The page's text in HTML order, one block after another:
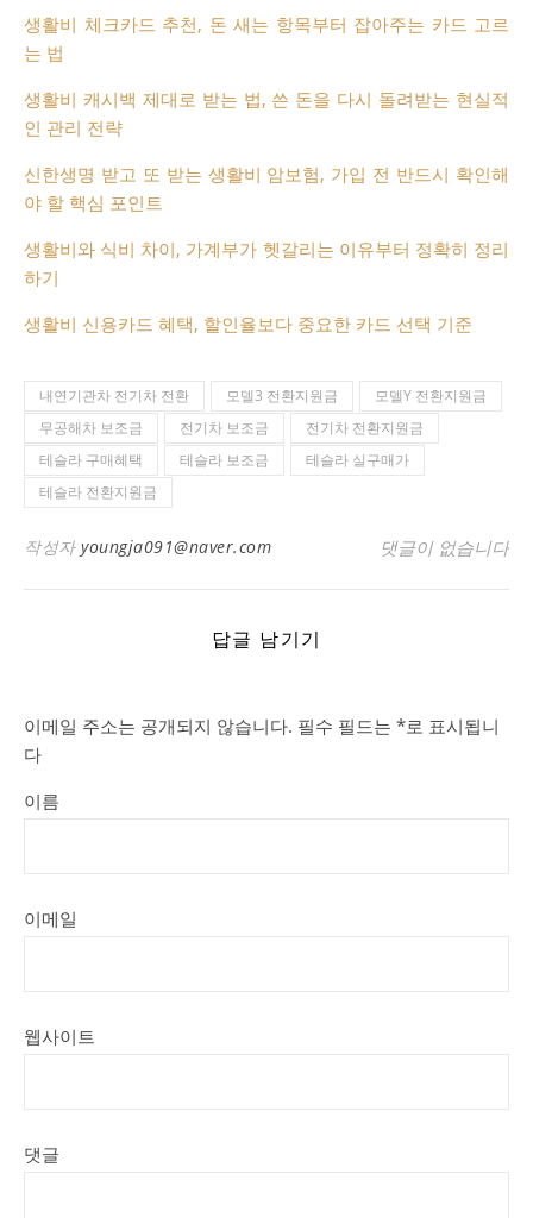
생활비 체크카드 추천, 돈 새는 항목부터 잡아주는 카드 고르
는 법
생활비 캐시백 제대로 받는 법, 쓴 돈을 다시 돌려받는 현실적
인 관리 전략
신한생명 받고 또 받는 생활비 암보험, 가입 전 반드시 확인해
야 할 핵심 포인트
생활비와 식비 차이, 가계부가 헷갈리는 이유부터 정확히 정리
하기
생활비 신용카드 혜택, 할인율보다 중요한 카드 선택 기준
내연기관차 전기차 전환 모델3 전환지원금
모델Y 전환지원금
무공해차 보조금
전기차 보조금
전기차 전환지원금
테슬라 구매혜택
테슬라 보조금
테슬라 실구매가
테슬라 전환지원금
작성자 youngja091@naver.com 댓글이 없습니다
답글 남기기
이메일 주소는 공개되지 않습니다. 필수 필드는 *로 표시됩니
다
이름
이메일
웹사이트
댓글